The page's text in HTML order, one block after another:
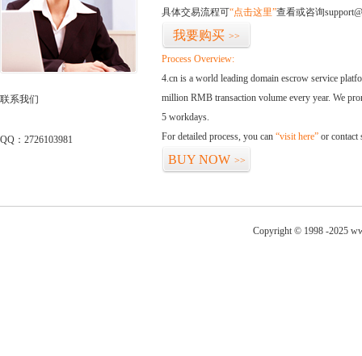
联系我们
QQ：2726103981
具体交易流程可“点击这里”查看或咨询
我要购买 >>
Process Overview:
4.cn is a world leading domain escrow service
million RMB transaction volume every year. We
5 workdays.
For detailed process, you can “visit here” or contact
BUY NOW >>
Copyright © 1998 -2025